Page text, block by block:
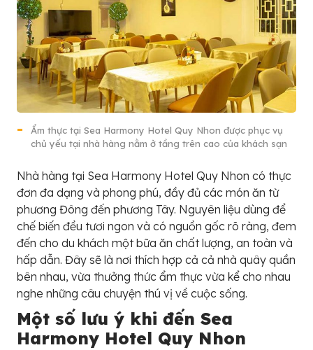
Ẩm thực tại Sea Harmony Hotel Quy Nhon được phục vụ
chủ yếu tại nhà hàng nằm ở tầng trên cao của khách sạn
Nhà hàng tại Sea Harmony Hotel Quy Nhon có thực
đơn đa dạng và phong phú, đầy đủ các món ăn từ
phương Đông đến phương Tây. Nguyên liệu dùng để
chế biến đều tươi ngon và có nguồn gốc rõ ràng, đem
đến cho du khách một bữa ăn chất lượng, an toàn và
hấp dẫn. Đây sẽ là nơi thích hợp cả cả nhà quây quần
bên nhau, vừa thưởng thức ẩm thực vừa kể cho nhau
nghe những câu chuyện thú vị về cuộc sống.
Một số lưu ý khi đến Sea
Harmony Hotel Quy Nhon